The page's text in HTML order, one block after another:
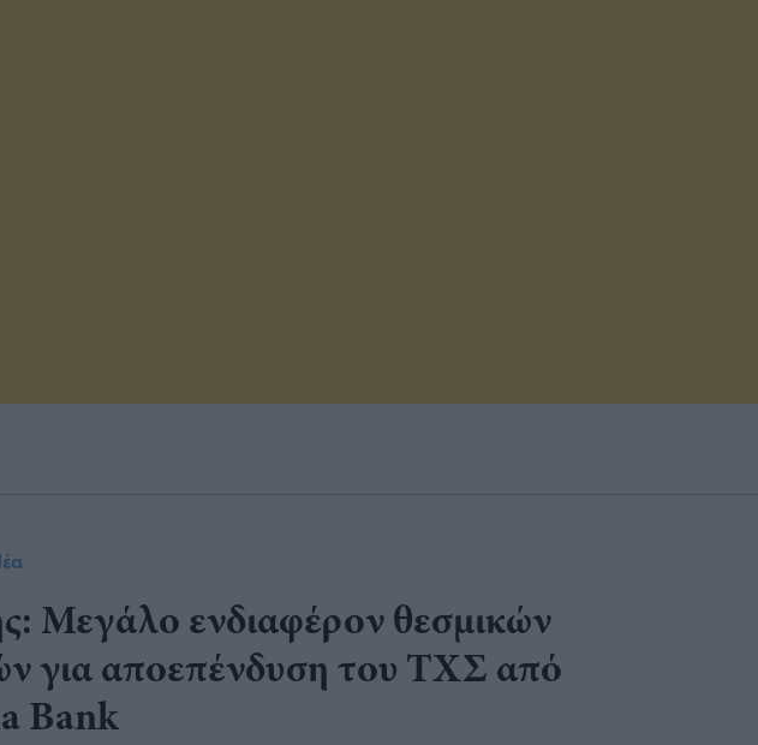
Μεγάλο ενδιαφέρον θεσμικών
για αποεπένδυση του ΤΧΣ από
Bank